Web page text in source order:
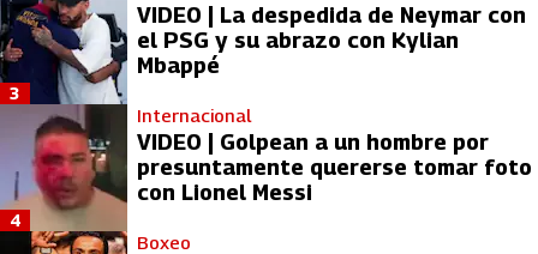
VIDEO | La despedida de Neymar con
el PSG y su abrazo con Kylian
Mbappé
3
Internacional
VIDEO | Golpean a un hombre por
presuntamente quererse tomar foto
con Lionel Messi
4
Boxeo